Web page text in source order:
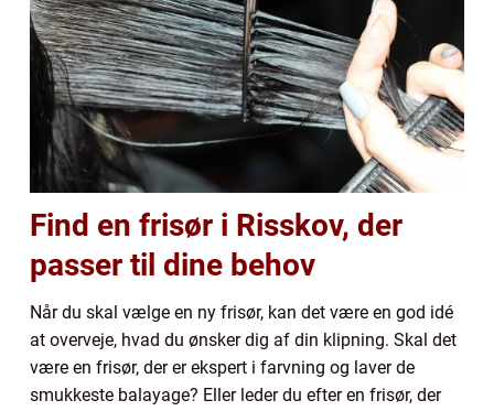
Find en frisør i Risskov, der
passer til dine behov
Når du skal vælge en ny frisør, kan det være en god idé
at overveje, hvad du ønsker dig af din klipning. Skal det
være en frisør, der er ekspert i farvning og laver de
smukkeste balayage? Eller leder du efter en frisør, der